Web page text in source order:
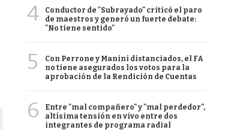
4
Conductor de "Subrayado" criticó el paro
de maestros y generó un fuerte debate:
"No tiene sentido"
5
Con Perrone y Manini distanciados, el FA
no tiene asegurados los votos para la
aprobación de la Rendición de Cuentas
6
Entre "mal compañero" y "mal perdedor",
altísima tensión en vivo entre dos
integrantes de programa radial